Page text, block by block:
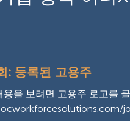
: 등록된 고용주
을 보려면 고용주 로고를